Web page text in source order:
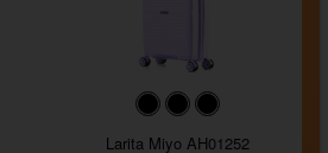
#000000#000000
Larita Miyo AH01252